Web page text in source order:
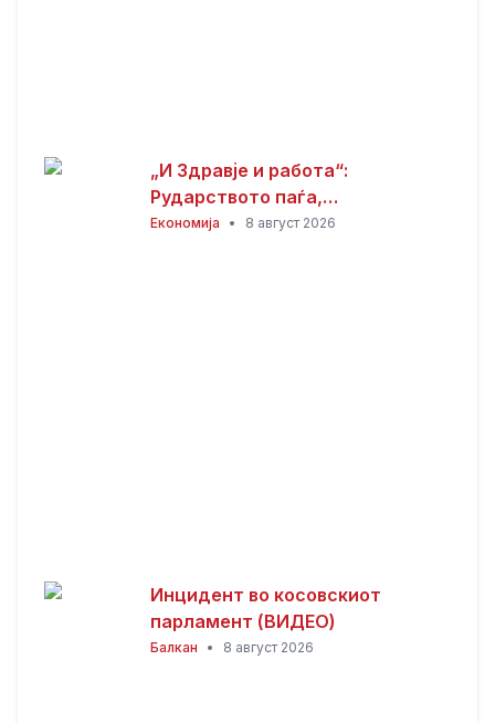
„И Здравје и работа“:
Рударството паѓа,
инвестициите стојат –
Економија • 8 август 2026
Инцидент во косовскиот
парламент (ВИДЕО)
Балкан • 8 август 2026